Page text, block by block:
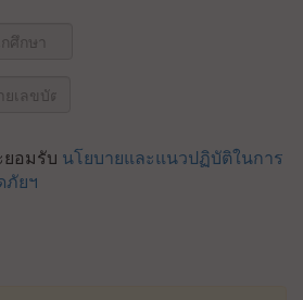
ยอมรับ นโยบายและแนวปฏิบัติในการ
ภัยฯ